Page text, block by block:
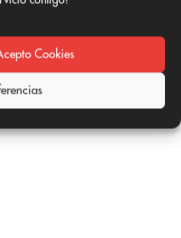
Cookies